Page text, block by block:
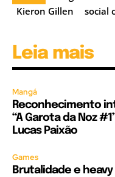
Kieron Gillen
social
Leia mais
Mangá
Reconhecimento
“A Garota da Noz
Lucas Paixão
Games
Brutalidade e